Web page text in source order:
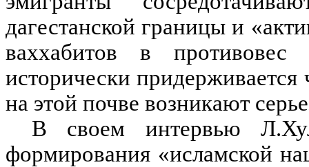
дагестанской границы и
ваххабитов в противовес
исторически
на этой почве возникают
В своем интервью
формирования «исламской